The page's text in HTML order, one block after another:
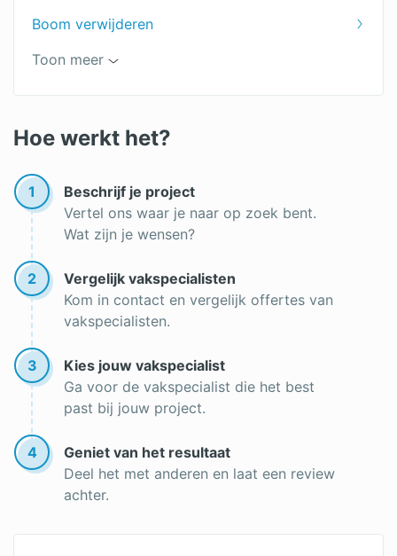
Boom verwijderen
Hovenier Rotterdam
Onkruid verwijderen
Tuinvijver onderhoud
Tuin snoeien
Hovenier in Almere
Tuin bemesten
Hovenier in Zaandam
Appelboom snoeien
Boomverzorging
Buxus snoeien
Struik snoeien
Beukenhaag snoeien
Toon meer
Hoe werkt het?
1
Beschrijf je project
Vertel ons waar je naar op zoek bent.
Wat zijn je wensen?
2
Vergelijk vakspecialisten
Kom in contact en vergelijk offertes van
vakspecialisten.
3
Kies jouw vakspecialist
Ga voor de vakspecialist die het best
past bij jouw project.
4
Geniet van het resultaat
Deel het met anderen en laat een review
achter.